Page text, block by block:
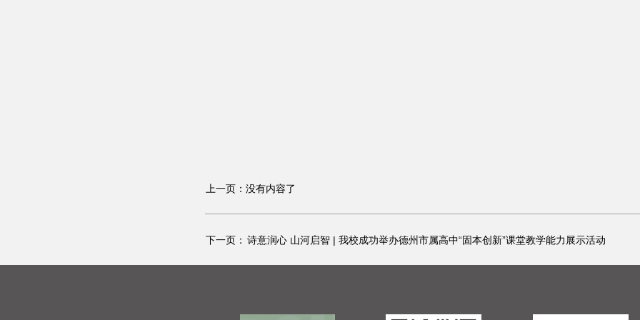
上一页：没有内容了
下一页： 诗意润心 山河启智 | 我校成功举办德州市属高中“固本创新”课堂教学能力展示活动